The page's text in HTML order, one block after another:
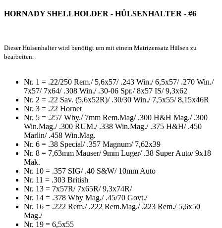
HORNADY SHELLHOLDER - HÜLSENHALTER - #6
Dieser Hülsenhalter wird benötigt um mit einem Matrizensatz Hülsen zu
bearbeiten.
Nr. 1 = .22/250 Rem./ 5,6x57/ .243 Win./ 6,5x57/ .270 Win./
7x57/ 7x64/ .308 Win./ .30-06 Spr./ 8x57 IS/ 9,3x62
Nr. 2 = .22 Sav. (5,6x52R)/ .30/30 Win./ 7,5x55/ 8,15x46R
Nr. 3 = .22 Hornet
Nr. 5 = .257 Wby./ 7mm Rem.Mag/ .300 H&H Mag./ .300
Win.Mag./ .300 RUM./ .338 Win.Mag./ .375 H&H/ .450
Marlin/ .458 Win.Mag.
Nr. 6 = .38 Special/ .357 Magnum/ 7,62x39
Nr. 8 = 7,63mm Mauser/ 9mm Luger/ .38 Super Auto/ 9x18
Mak.
Nr. 10 = .357 SIG/ .40 S&W/ 10mm Auto
Nr. 11 = .303 British
Nr. 13 = 7x57R/ 7x65R/ 9,3x74R/
Nr. 14 = .378 Wby Mag./ .45/70 Govt./
Nr. 16 = .222 Rem./ .222 Rem.Mag./ .223 Rem./ 5,6x50
Mag./
Nr. 19 = 6,5x55